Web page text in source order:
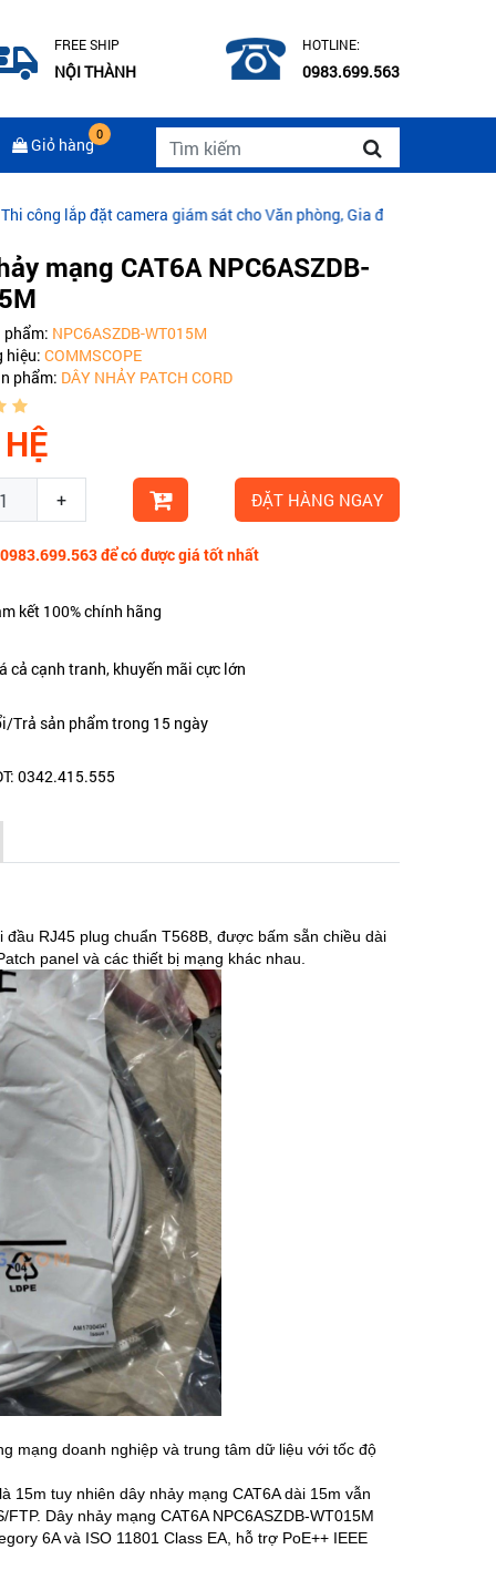
FREE SHIP
NỘI THÀNH
HOTLINE:
0983.699.563
Giỏ hàng
0
camera giám sát cho Văn phòng, Gia đình|CÁP QUANG
mạng CAT6A NPC6ASZDB-
phẩm: NPC6ASZDB-WT015M
hiệu: COMMSCOPE
phẩm: DÂY NHẢY PATCH CORD
+ ĐẶT HÀNG NGAY
để có được giá tốt nhất
kết 100% chính hãng
cả cạnh tranh, khuyến mãi cực lớn
Trả sản phẩm trong 15 ngày
0342.415.555
RJ45 plug chuẩn T568B, được bấm sẵn chiều dài
panel và các thiết bị mạng khác nhau.
mạng doanh nghiệp và trung tâm dữ liệu với tốc độ
15m tuy nhiên dây nhảy mạng CAT6A dài 15m vẫn
Dây nhảy mạng CAT6A NPC6ASZDB-WT015M
6A và ISO 11801 Class EA, hỗ trợ PoE++ IEEE